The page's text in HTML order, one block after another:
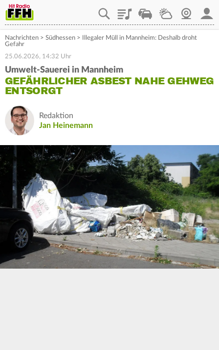
PlaylistStaupilotWetterWebcam
Nachrichten > Südhessen >
Illegaler Müll in Mannheim: Deshalb droht
Gefahr
25.06.2026, 14:32 Uhr
Umwelt-Sauerei in Mannheim
GEFÄHRLICHER ASBEST NAHE GEHWEG
ENTSORGT
Redaktion
Jan Heinemann